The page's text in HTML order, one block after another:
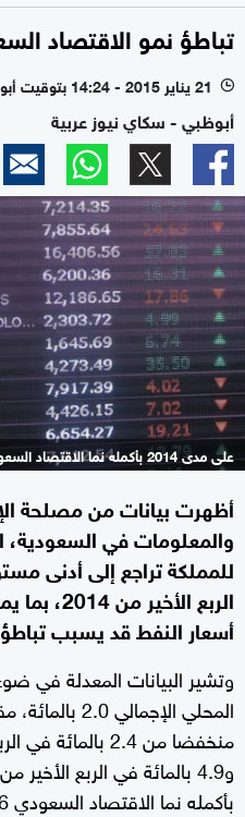
تباطؤ نمو الاقتصاد
l 21 يناير 2015 - 14:24 بتوقيت أبوظبي
أبوظبي - سكاي نيوز عربية
على مدى 2014 بأكمله نما الاقتصاد السعودي 3.6 بالمائة.
أظهرت بيانات من مصلحة
والمعلومات في السعودية،
للمملكة تراجع إلى أدنى
الربع
أسعار النفط قد يسبب
وتشير البيانات المعدلة في
منخفضا من 2.4
بأكمله نما الاقتصاد السعودي 3.6 بالمائة.